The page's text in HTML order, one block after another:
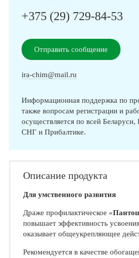
+375 (29) 729-84-53
Отправить сообщение
ira-chim@mail.ru
Информационная поддержка по
также вопросам регистрации и
осуществляется по всей Беларуси,
СНГ и Прибалтике.
Описание продукта
Для умственного развития
Драже профилактическое «
повышает эффективность
оказывает общеукрепляющее
Рекомендуется в качестве